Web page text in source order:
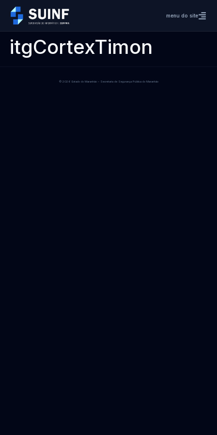
menu do site
itgCortexTimon
© 2026 Estado do Maranhão – Secretaria de Segurança Pública do Maranhão